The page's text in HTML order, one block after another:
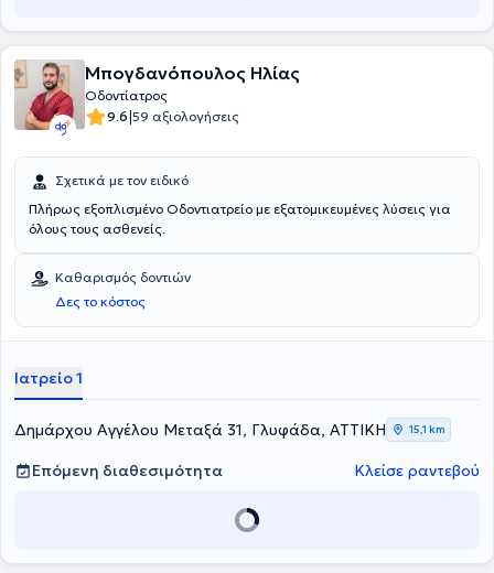
Μπογδανόπουλος Ηλίας
Οδοντίατρος
9.6|59 αξιολογήσεις
Σχετικά με τον ειδικό
Πλήρως εξοπλισμένο Οδοντιατρείο με εξατομικευμένες λύσεις για
όλους τους ασθενείς.
Καθαρισμός δοντιών
Δες το κόστος
Ιατρείο 1
Δημάρχου Αγγέλου Μεταξά 31, Γλυφάδα, ΑΤΤΙΚΗ 15,1 km
Επόμενη διαθεσιμότητα Κλείσε ραντεβού